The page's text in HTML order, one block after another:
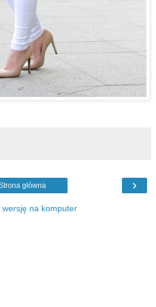
›
główna
wersję na komputer